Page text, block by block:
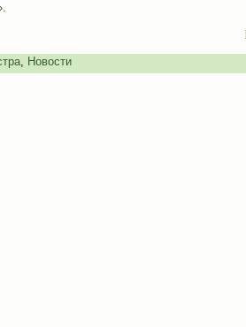
, Новости